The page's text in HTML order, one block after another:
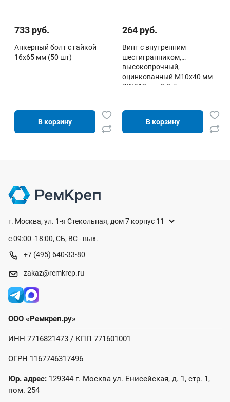
733 руб.
Анкерный болт с гайкой
16х65 мм (50 шт)
В корзину
264 руб.
Винт с внутренним
шестигранником,
высокопрочный,
оцинкованный М10х40 мм
DIN912 к.п.8.8, 5кг
В корзину
г. Москва, ул. 1-я Стекольная, дом 7 корпус 11
с 09:00 -18:00, СБ, ВС - вых.
+7 (495) 640-33-80
zakaz@remkrep.ru
ООО «Ремкреп.ру»
ИНН 7716821473 / КПП 771601001
ОГРН 1167746317496
Юр. адрес: 129344 г. Москва ул. Енисейская, д. 1, стр. 1,
пом. 254